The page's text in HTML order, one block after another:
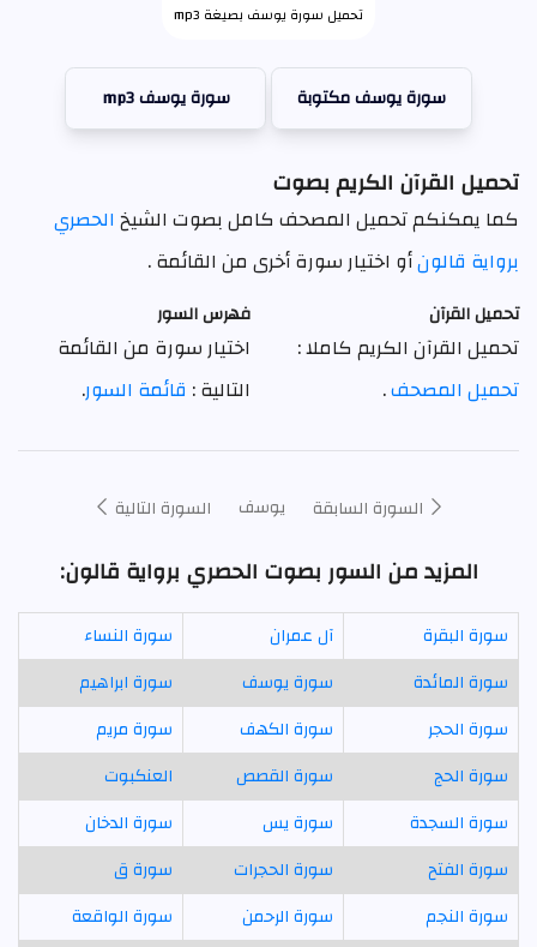
تحميل سورة يوسف بصيغة mp3
سورة يوسف مكتوبة سورة يوسف mp3
تحميل القرآن الكريم بصوت
كما يمكنكم تحميل المصحف كامل بصوت الشيخ الحصري
برواية قالونأو اختيار سورة أخرى من القائمة .
تحميل القرآن
تحميل القرآن الكريم كاملا :
تحميل المصحف.
فهرس السور
اختيار سورة من القائمة
التالية : قائمة السور.
السورة السابقة يوسف السورة التالية
المزيد من السور بصوت الحصري برواية قالون:
سورة البقرة آل عمران
سورة النساء
سورة المائدة
سورة يوسف
سورة ابراهيم
سورة الحجر
سورة الكهف
سورة مريم
سورة الحج
سورة القصص
العنكبوت
سورة السجدة
سورة يس
سورة الدخان
سورة الفتح
سورة الحجرات
سورة ق
سورة النجم
سورة الرحمن
سورة الواقعة